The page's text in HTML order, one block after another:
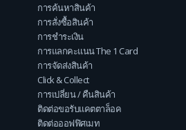
การค้นหาสินค้า
การสั่งซื้อสินค้า
การชำระเงิน
การแลกคะแนน The 1 Card
การจัดส่งสินค้า
Click & Collect
การเปลี่ยน / คืนสินค้า
ติดต่อขอรับแคตตาล็อค
ติดต่อออฟฟิศเมท